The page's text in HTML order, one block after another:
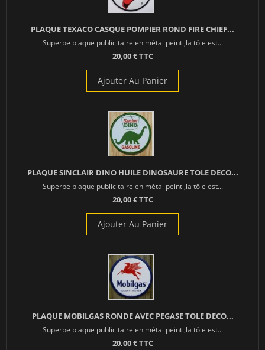
PLAQUE TEXACO CASQUE POMPIER ROND FIRE CHIEF...
Superbe plaque publicitaire en métal peint ,la tôle est...
20,00 € TTC
Ajouter Au Panier
PLAQUE SINCLAIR DINO HUILE DINOSAURE TOLE DECO...
Superbe plaque publicitaire en métal peint ,la tôle est...
20,00 € TTC
Ajouter Au Panier
PLAQUE MOBILGAS RONDE AVEC PEGASE TOLE DECO...
Superbe plaque publicitaire en métal peint ,la tôle est...
20,00 € TTC